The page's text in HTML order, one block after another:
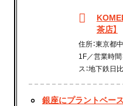
茶店】
住所：東京都
1F／営業時間
ス：地下鉄日
銀座にプラントベー